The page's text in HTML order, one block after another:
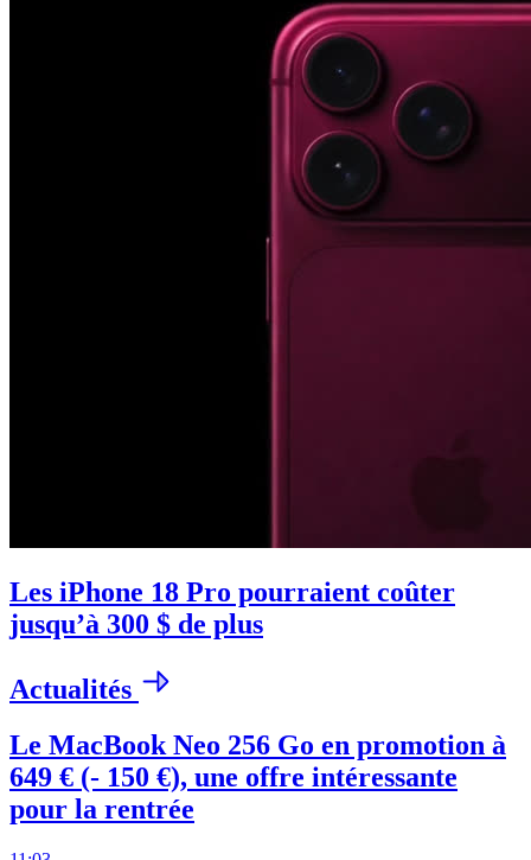
Les iPhone 18 Pro pourraient coûter
jusqu’à 300 $ de plus
Actualités
Le MacBook Neo 256 Go en promotion à
649 € (- 150 €), une offre intéressante
pour la rentrée